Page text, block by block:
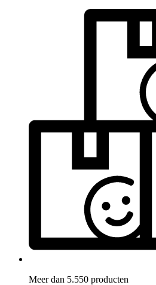
Meer dan 5.550 producten